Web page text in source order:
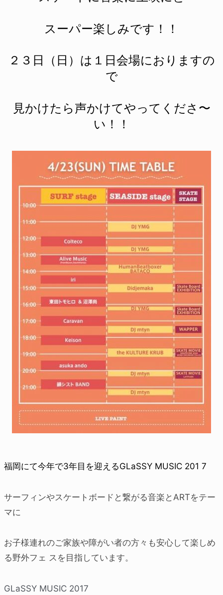
スーパー楽しみです！！
２３日（日）は１日会場におりますの
で
見かけたら声かけてやってくださ〜
い！！
福岡にて今年で3年目を迎えるGLaSSY MUSIC 201 7
サーフィンやスケートボードと繋がる音楽とARTをテー
マに
お子様連れのご家族や障がい者の方々も安心して楽しめ
る野外フェ スを目指しています。
GLaSSY MUSIC 2017